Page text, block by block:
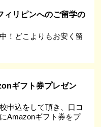
リピンへのご留学の
！どこよりもお安く留
ギフト券プレゼン
申込をして頂き、口コ
Amazonギフト券をプ